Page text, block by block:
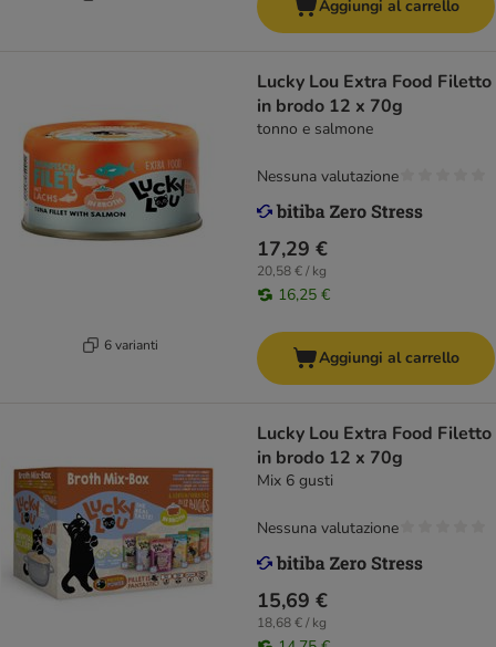
Aggiungi al carrello
6 varianti
Lucky Lou Extra Food Filetto
in brodo 12 x 70g
tonno e salmone
17,29 €
20,58 € / kg
16,25 €
Nessuna valutazione
Aggiungi al carrello
Lucky Lou Extra Food Filetto
in brodo 12 x 70g
Mix 6 gusti
15,69 €
18,68 € / kg
Nessuna valutazione